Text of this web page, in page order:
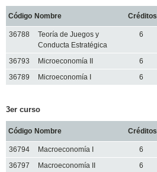
Código Nombre Créditos
36788
Teoría de Juegos y
Conducta Estratégica
6
36793 Microeconomía II 6
36789
Microeconomía I 6
3er curso
Código Nombre Créditos
36794 Macroeconomía I 6
36797
Macroeconomía II 6